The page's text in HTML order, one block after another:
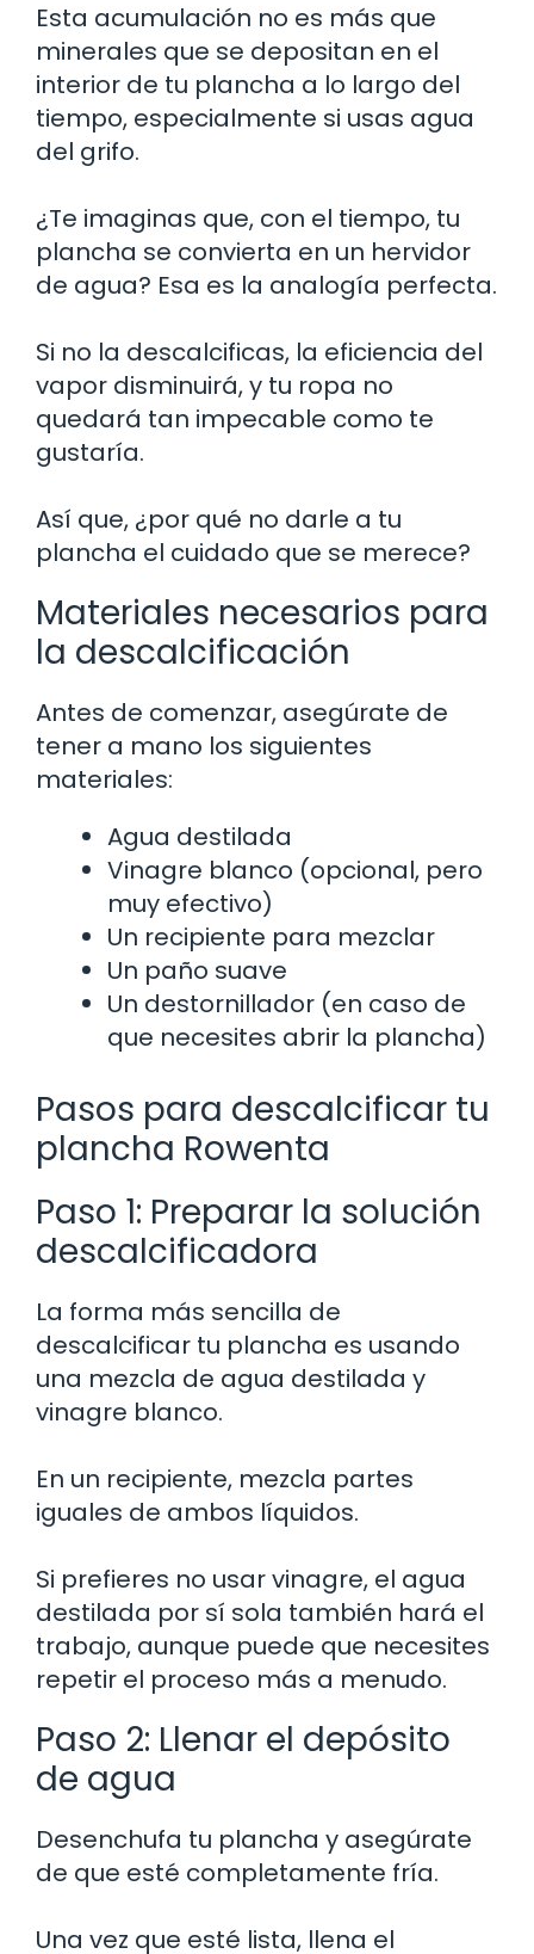
Esta acumulación no es más que
minerales que se depositan en el
interior de tu plancha a lo largo del
tiempo, especialmente si usas agua
del grifo.
¿Te imaginas que, con el tiempo, tu
plancha se convierta en un hervidor
de agua? Esa es la analogía perfecta.
Si no la descalcificas, la eficiencia del
vapor disminuirá, y tu ropa no
quedará tan impecable como te
gustaría.
Así que, ¿por qué no darle a tu
plancha el cuidado que se merece?
Materiales necesarios para
la descalcificación
Antes de comenzar, asegúrate de
tener a mano los siguientes
materiales:
Agua destilada
Vinagre blanco (opcional, pero
muy efectivo)
Un recipiente para mezclar
Un paño suave
Un destornillador (en caso de
que necesites abrir la plancha)
Pasos para descalcificar tu
plancha Rowenta
Paso 1: Preparar la solución
descalcificadora
La forma más sencilla de
descalcificar tu plancha es usando
una mezcla de agua destilada y
vinagre blanco.
En un recipiente, mezcla partes
iguales de ambos líquidos.
Si prefieres no usar vinagre, el agua
destilada por sí sola también hará el
trabajo, aunque puede que necesites
repetir el proceso más a menudo.
Paso 2: Llenar el depósito
de agua
Desenchufa tu plancha y asegúrate
de que esté completamente fría.
Una vez que esté lista, llena el